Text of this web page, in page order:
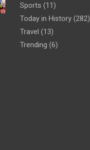
Sports (11)
Today in History (282)
Travel (13)
Trending (6)